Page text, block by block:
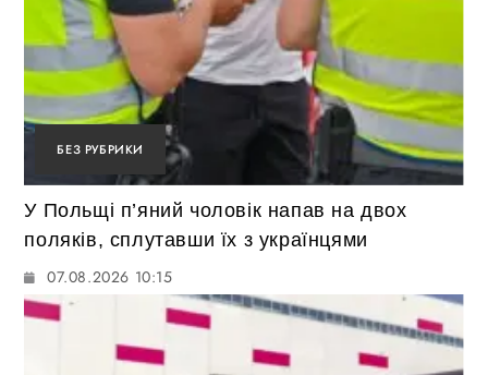
БЕЗ РУБРИКИ
У Польщі п’яний чоловік напав на двох
поляків, сплутавши їх з українцями
07.08.2026 10:15